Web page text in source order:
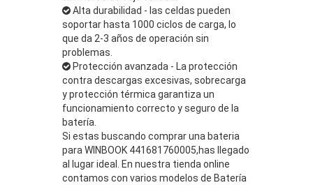
Alta durabilidad - las celdas pueden
soportar hasta 1000 ciclos de carga, lo
que da 2-3 años de operación sin
problemas.
Protección avanzada - La protección
contra descargas excesivas, sobrecarga
y protección térmica garantiza un
funcionamiento correcto y seguro de la
batería.
Si estas buscando comprar una bateria
para WINBOOK 441681760005,has llegado
al lugar ideal. En nuestra tienda online
contamos con varios modelos de Batería